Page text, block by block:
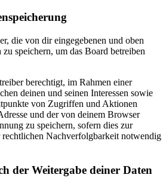
die von dir eingegebenen und oben
speichern, um das Board betreiben
berechtigt, im Rahmen einer
deinen und seinen Interessen sowie
von Zugriffen und Aktionen
und der von deinem Browser
zu speichern, sofern dies zur
Nachverfolgbarkeit notwendig
der Weitergabe deiner Daten